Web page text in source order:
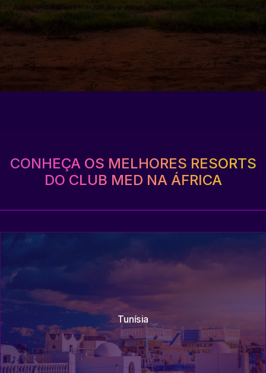
CONHEÇA OS MELHORES RESORTS
DO CLUB MED NA ÁFRICA
Tunísia